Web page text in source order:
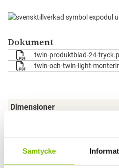
Samtycke
Dokument
twin-produktblad-24-
twin-och-twin-light-
Dimensioner
Säsong
Vinter